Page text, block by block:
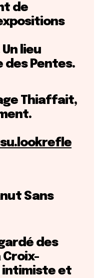
de
lieu
Pentes.
Thiaffait,
Sans
des
intimiste et